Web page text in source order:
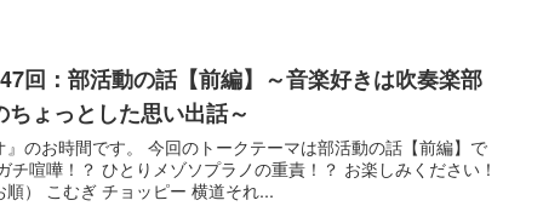
回：部活動の話【前編】～音楽好きは吹奏楽部
ょっとした思い出話～
のお時間です。 今回のトークテーマは部活動の話【前編】で
チ喧嘩！？ ひとりメゾソプラノの重責！？ お楽しみください！
） こむぎ チョッピー 横道それ...